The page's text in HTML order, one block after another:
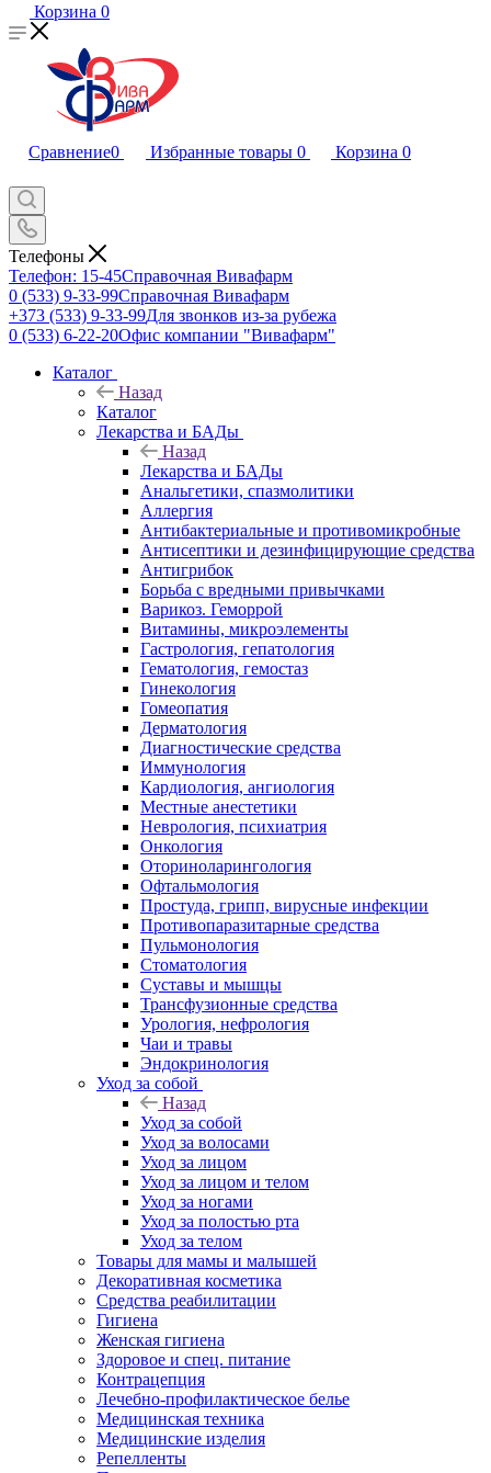
Корзина 0
Сравнение0 Избранные товары 0 Корзина 0
Телефоны
Телефон: 15-45Справочная Вивафарм
0 (533) 9-33-99Справочная Вивафарм
+373 (533) 9-33-99Для звонков из-за рубежа
0 (533) 6-22-20Офис компании "Вивафарм"
Каталог
Назад
Каталог
Лекарства и БАДы
Назад
Лекарства и БАДы
Анальгетики, спазмолитики
Аллергия
Антибактериальные и противомикробные
Антисептики и дезинфицирующие средства
Антигрибок
Борьба с вредными привычками
Варикоз. Геморрой
Витамины, микроэлементы
Гастрология, гепатология
Гематология, гемостаз
Гинекология
Гомеопатия
Дерматология
Диагностические средства
Иммунология
Кардиология, ангиология
Местные анестетики
Неврология, психиатрия
Онкология
Оториноларингология
Офтальмология
Простуда, грипп, вирусные инфекции
Противопаразитарные средства
Пульмонология
Стоматология
Суставы и мышцы
Трансфузионные средства
Урология, нефрология
Чаи и травы
Эндокринология
Уход за собой
Назад
Уход за собой
Уход за волосами
Уход за лицом
Уход за лицом и телом
Уход за ногами
Уход за полостью рта
Уход за телом
Товары для мамы и малышей
Декоративная косметика
Средства реабилитации
Гигиена
Женская гигиена
Здоровое и спец. питание
Контрацепция
Лечебно-профилактическое белье
Медицинская техника
Медицинские изделия
Репелленты